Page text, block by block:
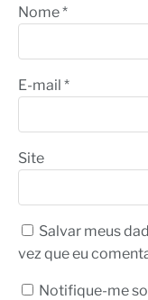
Nome*
E-mail *
Site
Salvar meus
vez que eu
Notifique-me